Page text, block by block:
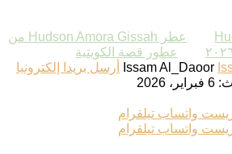
عطر Hudson Amora Gissah من
عطور قصة الكويتية
Issam Al_Daoor
أرسل بريدا إلكترونيا
2026
واتساب تيلقرام
واتساب تيلقرام